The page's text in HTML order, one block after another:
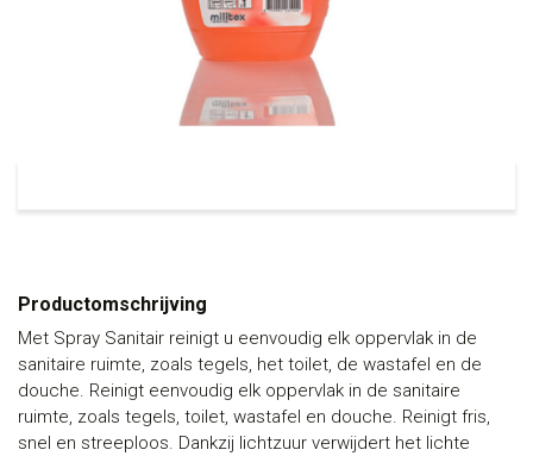
Productomschrijving
Met Spray Sanitair reinigt u eenvoudig elk oppervlak in de
sanitaire ruimte, zoals tegels, het toilet, de wastafel en de
douche. Reinigt eenvoudig elk oppervlak in de sanitaire
ruimte, zoals tegels, toilet, wastafel en douche. Reinigt fris,
snel en streeploos. Dankzij lichtzuur verwijdert het lichte